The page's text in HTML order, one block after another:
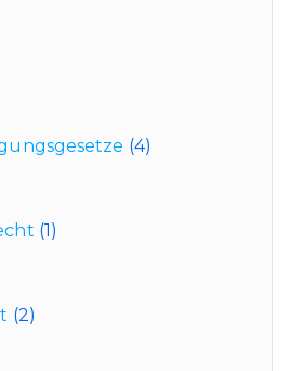
(4)
(1)
(2)